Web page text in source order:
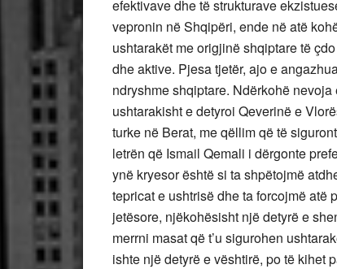
efektivave dhe të strukturave
vepronin në Shqipëri, ende në atë
ushtarakët me origjinë shqiptare të
dhe aktive. Pjesa tjetër, ajo e
ndryshme shqiptare. Ndërkohë
ushtarakisht e detyroi Qeverinë e
turke në Berat, me qëllim që të
letrën që Ismail Qemali i dërgonte
ynë kryesor është si ta shpëtojmë
tepricat e ushtrisë dhe ta forcojmë atë
jetësore, njëkohësisht një detyrë e
merrni masat që t’u sigurohen
ishte një detyrë e vështirë, po të kihet